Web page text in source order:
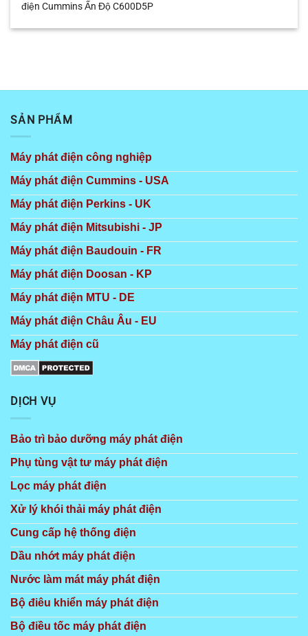
điện Cummins Ấn Độ C600D5P
SẢN PHẨM
Máy phát điện công nghiệp
Máy phát điện Cummins - USA
Máy phát điện Perkins - UK
Máy phát điện Mitsubishi - JP
Máy phát điện Baudouin - FR
Máy phát điện Doosan - KP
Máy phát điện MTU - DE
Máy phát điện Châu Âu - EU
Máy phát điện cũ
DỊCH VỤ
Bảo trì bảo dưỡng máy phát điện
Phụ tùng vật tư máy phát điện
Lọc máy phát điện
Xử lý khói thải máy phát điện
Cung cấp hệ thống điện
Dầu nhớt máy phát điện
Nước làm mát máy phát điện
Bộ điêu khiển máy phát điện
Bộ điều tốc máy phát điện